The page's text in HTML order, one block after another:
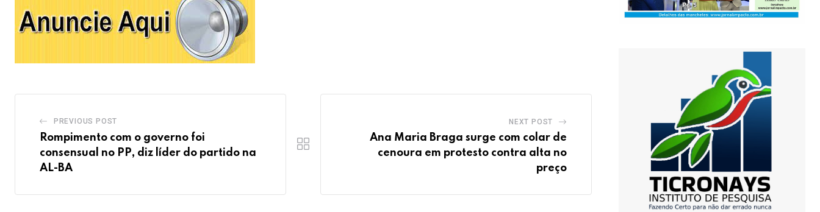
PREVIOUS POST
Rompimento com o governo foi
consensual no PP, diz líder do partido na
AL-BA
NEXT POST
Ana Maria Braga surge com colar de
cenoura em protesto contra alta no
preço